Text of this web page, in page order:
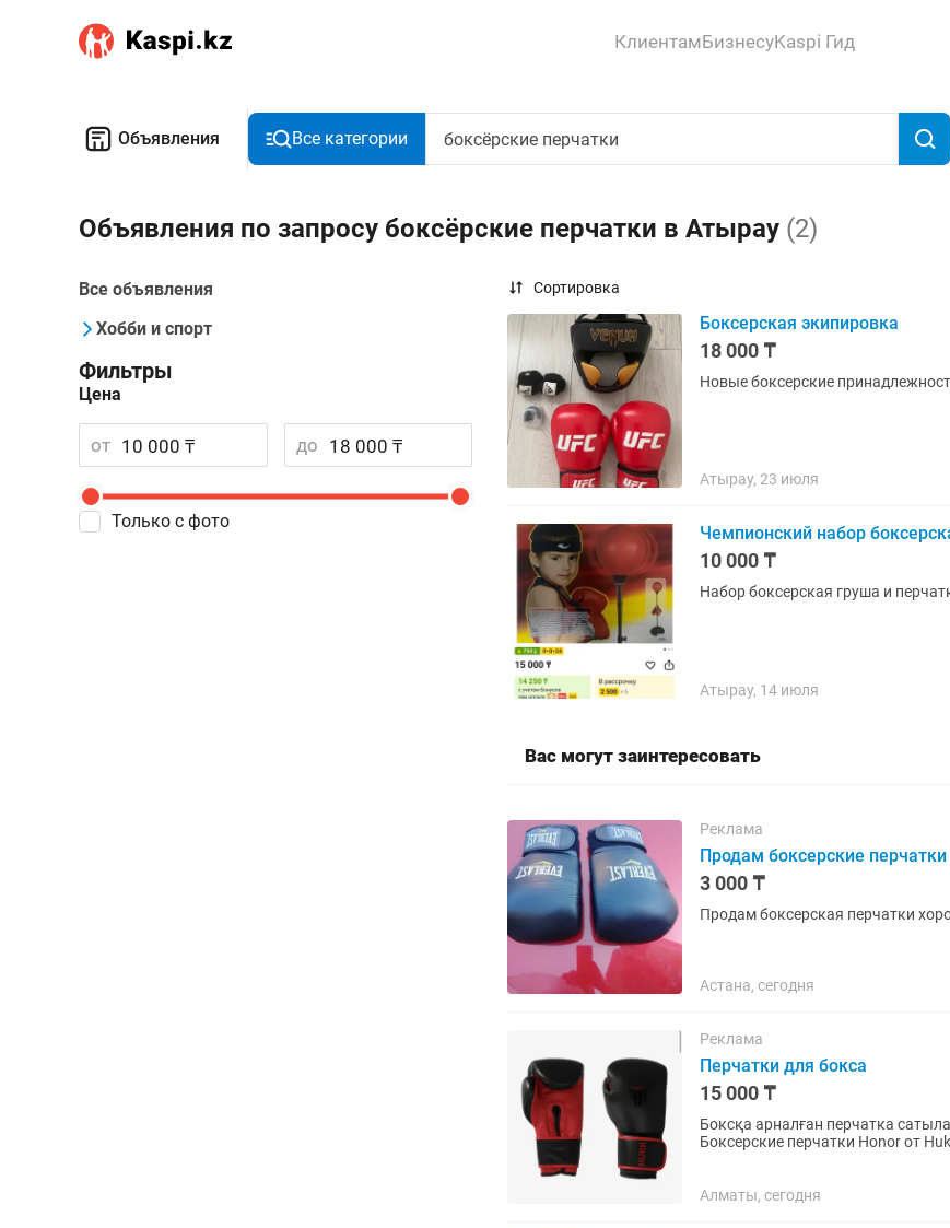
КлиентамБизнесуKaspi Гид
Объявления Все категории
Объявления по запросу боксёрские перчатки в Атырау (2)
Все объявления
Хобби и спорт
Фильтры
Цена
от до
Только с фото
Сортировка
Боксерская экипировка
18 000 ₸
Новые боксерские
Атырау, 23 июля
Чемпионский набор
10 000 ₸
Набор боксерская груша и
Атырау, 14 июля
Вас могут заинтересовать
Реклама
Продам боксерские перчатки
3 000 ₸
Астана, сегодня
Реклама
Перчатки для бокса
15 000 ₸
Боксқа арналған перчатка
Боксерские перчатки Honor от
Алматы, сегодня